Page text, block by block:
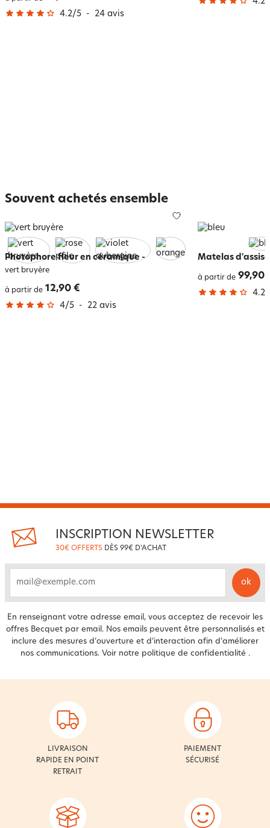
4.2/5 - 24 avis
Souvent achetés ensemble
Photophore fleur en céramique -
vert bruyère
à partir de 12,90 €
4/5 - 22 avis
Matelas
à partir de 99,90
4.2
INSCRIPTION NEWSLETTER
30€ OFFERTS DÈS 99€ D'ACHAT
ok
En renseignant votre adresse email, vous acceptez de recevoir les
offres Becquet par email. Nos emails peuvent être personnalisés et
inclure des mesures d’ouverture et d’interaction afin d’améliorer
nos communications. Voir notre politique de confidentialité .
LIVRAISON
RAPIDE EN POINT
RETRAIT
PAIEMENT
SÉCURISÉ